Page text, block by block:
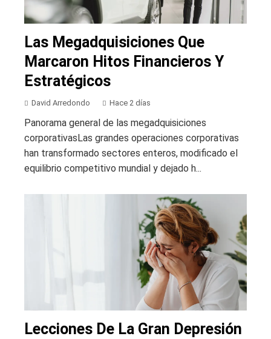
Las Megadquisiciones Que
Marcaron Hitos Financieros Y
Estratégicos
David Arredondo Hace 2 días
Panorama general de las megadquisiciones
corporativasLas grandes operaciones corporativas
han transformado sectores enteros, modificado el
equilibrio competitivo mundial y dejado h...
Lecciones De La Gran Depresión